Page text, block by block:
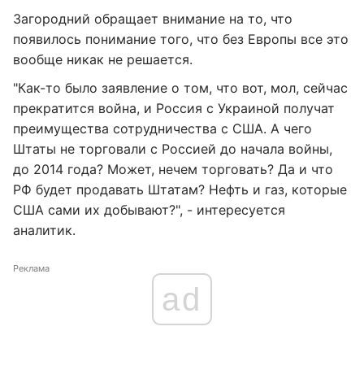
Загородний обращает внимание на то, что
появилось понимание того, что без Европы все это
вообще никак не решается.
"Как-то было заявление о том, что вот, мол, сейчас
прекратится война, и Россия с Украиной получат
преимущества сотрудничества с США. А чего
Штаты не торговали с Россией до начала войны,
до 2014 года? Может, нечем торговать? Да и что
РФ будет продавать Штатам? Нефть и газ, которые
США сами их добывают?", - интересуется
аналитик.
Реклама
ad